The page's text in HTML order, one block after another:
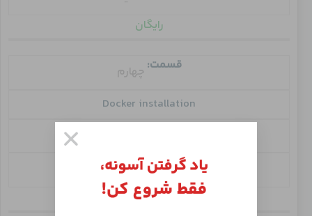
رایگان
قسمت: چهارم
Docker installation
مدت:19 دقیقه
۱۱۷,۰۰۰تومان